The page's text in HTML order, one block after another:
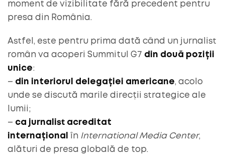
moment de vizibilitate fără precedent pentru
presa din România.
Astfel, este pentru prima dată când un jurnalist
român va acoperi Summitul G7 din două poziții
unice:
– din interiorul delegației americane, acolo
unde se discută marile direcții strategice ale
lumii;
– ca jurnalist acreditat
internațional
în International Media Center,
alături de presa globală de top.